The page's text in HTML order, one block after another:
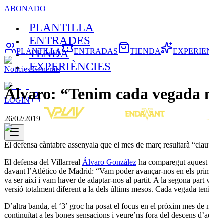
ABONADO
PLANTILLA
ENTRADES
TENDA
EXPERIÈNCIES
LOGIN
PLANTILLA ENTRADAS TIENDA
Noticies Generals
Álvaro: “Tenim cada vegada
26/02/2019
El defensa càntabre assenyala que el mes de març resultarà
El defensa del Villarreal Álvaro González ha comparegut
davant l’Atlético de Madrid: “Vam poder avançar-nos en els
va ser així i vam haver de adaptar-nos al partit. A la segona
versió totalment diferent a la dels últims mesos. Cada vegada
D’altra banda, el ‘3’ groc ha posat el focus en el pròxim mes
continuïtat a les bones sensacions i veure’ns fora del descens